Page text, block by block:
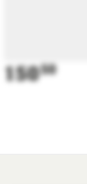
15050